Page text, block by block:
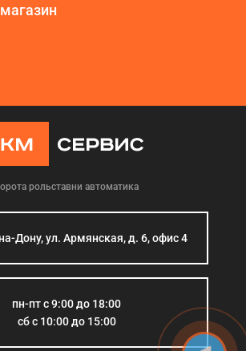
рольставни автоматика
Дону, ул. Армянская, д. 6, офис 4
пн-пт с 9:00 до 18:00
сб с 10:00 до 15:00